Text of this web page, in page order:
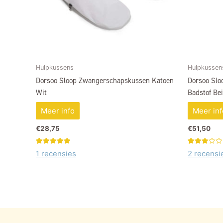
Hulpkussens
Dorsoo Sloop Zwangerschapskussen Katoen
Wit
Meer info
€28,75
Gewaardeerd
5.00
11 recensies
Dorsoo
Badstof
Meer
€51,50
Gewaardeerd
3.00
2
2